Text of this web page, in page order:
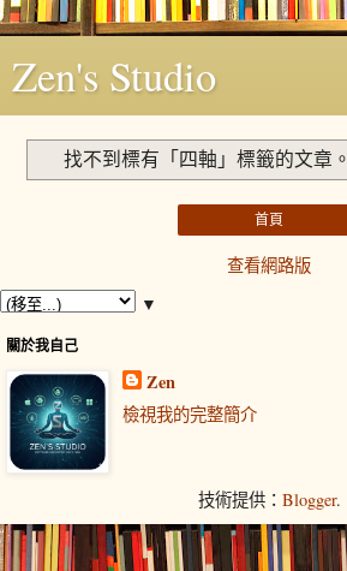
Zen's Studio
找不到標有「四軸」 標籤的文章。
首頁
查看網路版
▼
關於我自己
Zen
檢視我的完整簡介
技術提供： Blogger.